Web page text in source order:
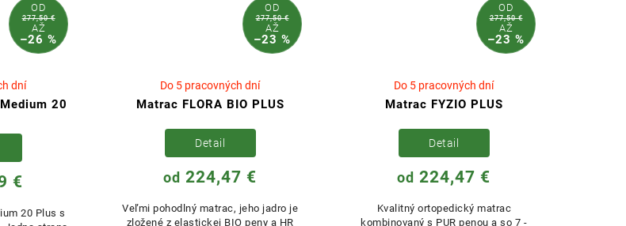
OD
277,50 €
AŽ
–26 %
20
dní
€
20 Plus s
OD
277,50 €
AŽ
–23 %
Matrac FLORA BIO PLUS
Do 5 pracovných dní
od 224,47 €
Detail
Veľmi pohodlný matrac, jeho jadro je
zložené z elastickej BIO peny a HR
OD
277,50 €
AŽ
–23 %
Matrac FYZIO PLUS
Do 5 pracovných dní
od 224,47 €
Detail
Kvalitný ortopedický matrac
kombinovaný s PUR penou a so 7 -